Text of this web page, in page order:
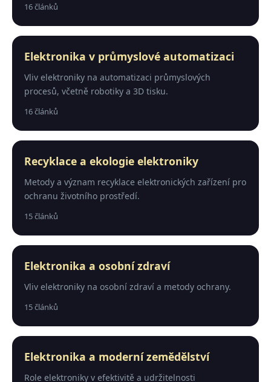
16 článků
Elektronika v průmyslové automatizaci
Vliv elektroniky na automatizaci průmyslových
procesů, včetně robotiky a 3D tisku.
16 článků
Recyklace a ekologie elektroniky
Metody a význam recyklace elektronických zařízení pro
ochranu životního prostředí.
15 článků
Elektronika a osobní zdraví
Vliv elektroniky na osobní zdraví a metody ochrany.
15 článků
Elektronika a moderní zemědělství
Role elektroniky v efektivitě a udržitelnosti